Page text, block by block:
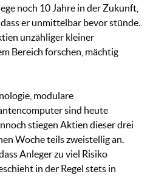
noch 10 Jahre in der Zukunft,
er unmittelbar bevor stünde.
unzähliger kleiner
Bereich forschen, mächtig
modulare
sind heute
stiegen Aktien dieser drei
Woche teils zweistellig an.
Anleger zu viel Risiko
in der Regel stets in